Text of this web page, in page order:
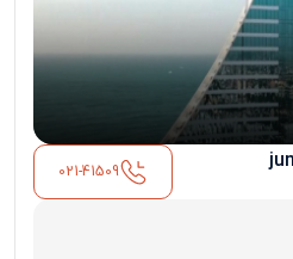
021-41509